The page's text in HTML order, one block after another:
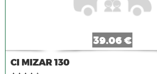
39.06 €
CI MIZAR 130